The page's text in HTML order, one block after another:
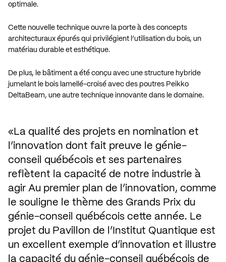
optimale.
Cette nouvelle technique ouvre la porte à des concepts
architecturaux épurés qui privilégient l’utilisation du bois, un
matériau durable et esthétique.
De plus, le bâtiment a été conçu avec une structure hybride
jumelant le bois lamellé-croisé avec des poutres Peikko
DeltaBeam, une autre technique innovante dans le domaine.
La qualité des projets en nomination et
l’innovation dont fait preuve le génie-
conseil québécois et ses partenaires
reflètent la capacité de notre industrie à
agir Au premier plan de l’innovation, comme
le souligne le thème des Grands Prix du
génie-conseil québécois cette année. Le
projet du Pavillon de l’Institut Quantique est
un excellent exemple d’innovation et illustre
la capacité du génie-conseil québécois de